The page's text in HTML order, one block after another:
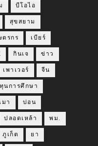
บีโอไอ
สุขสยาม
ตรกร เบียร์
กินเจ ข่าว
เพาเวอร์ จีน
ทุนการศึกษา
มา บ่อน
ปลอดเหล้า พม.
ภูเก็ต ยา